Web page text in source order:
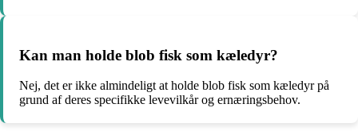
Kan man holde blob fisk som kæledyr?
Nej, det er ikke almindeligt at holde blob fisk som kæledyr på
grund af deres specifikke levevilkår og ernæringsbehov.